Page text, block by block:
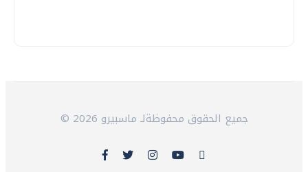
© 2026 جميع الحقوق محفوظةلـ ماسبيرو